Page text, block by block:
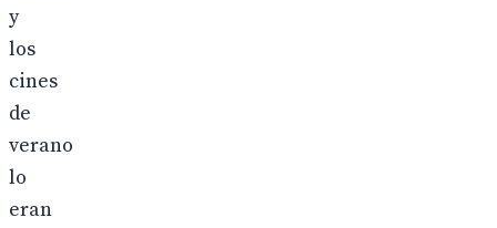
y
los
cines
de
verano
lo
eran